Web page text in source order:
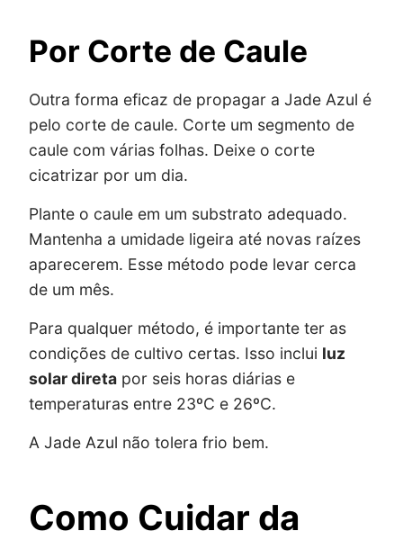
Por Corte de Caule
Outra forma eficaz de propagar a Jade Azul é
pelo corte de caule. Corte um segmento de
caule com várias folhas. Deixe o corte
cicatrizar por um dia.
Plante o caule em um substrato adequado.
Mantenha a umidade ligeira até novas raízes
aparecerem. Esse método pode levar cerca
de um mês.
Para qualquer método, é importante ter as
condições de cultivo certas. Isso inclui luz
solar direta por seis horas diárias e
temperaturas entre 23ºC e 26ºC.
A Jade Azul não tolera frio bem.
Como Cuidar da